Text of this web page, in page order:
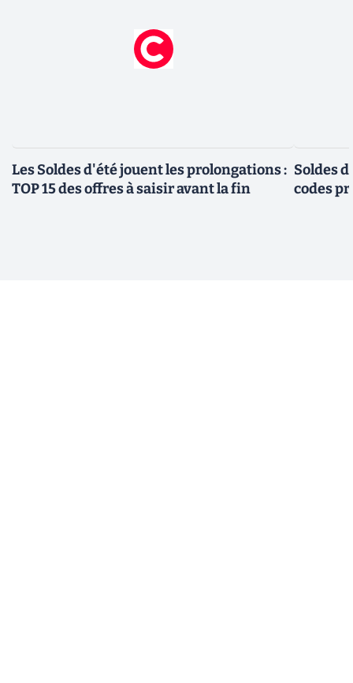
Les Soldes d'été jouent les prolongations :
TOP 15 des offres à saisir avant la fin
Soldes
codes